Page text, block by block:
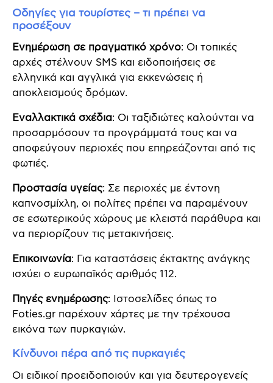
Οδηγίες για τουρίστες – τι πρέπει να
προσέξουν
Ενημέρωση σε πραγματικό χρόνο: Οι τοπικές
αρχές στέλνουν SMS και ειδοποιήσεις σε
ελληνικά και αγγλικά για εκκενώσεις ή
αποκλεισμούς δρόμων.
Εναλλακτικά σχέδια: Οι ταξιδιώτες καλούνται να
προσαρμόσουν τα προγράμματά τους και να
αποφεύγουν περιοχές που επηρεάζονται από τις
φωτιές.
Προστασία υγείας: Σε περιοχές με έντονη
καπνοσμίχλη, οι πολίτες πρέπει να παραμένουν
σε εσωτερικούς χώρους με κλειστά παράθυρα και
να περιορίζουν τις μετακινήσεις.
Επικοινωνία: Για καταστάσεις έκτακτης ανάγκης
ισχύει ο ευρωπαϊκός αριθμός 112.
Πηγές ενημέρωσης: Ιστοσελίδες όπως το
Foties.gr παρέχουν χάρτες με την τρέχουσα
εικόνα των πυρκαγιών.
Κίνδυνοι πέρα από τις πυρκαγιές
Οι ειδικοί προειδοποιούν και για δευτερογενείς